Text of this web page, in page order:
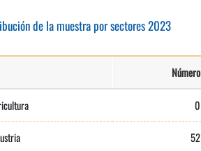
de la muestra por sectores 2023
Número
0
52